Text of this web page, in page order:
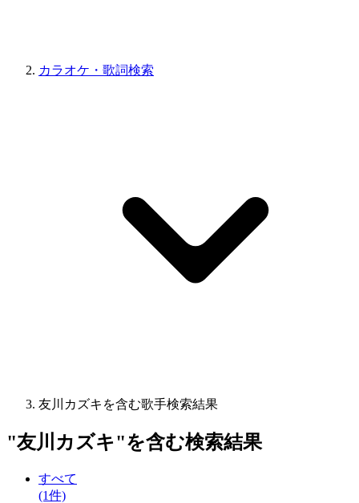
カラオケ・歌詞検索
友川カズキを含む歌手検索結果
"友川カズキ"を含む検索結果
すべて
(1件)